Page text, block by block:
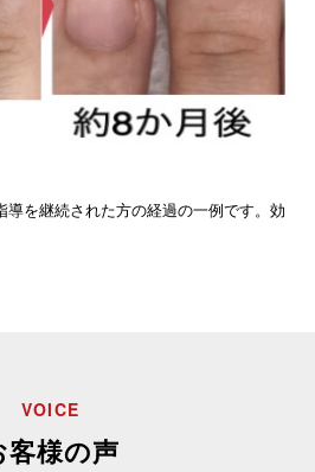
を継続された方の経過の一例です。効
VOICE
客様の声